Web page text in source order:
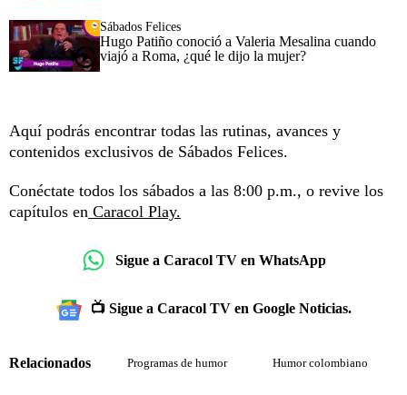
Sábados Felices
Hugo Patiño conoció a Valeria Mesalina cuando
viajó a Roma, ¿qué le dijo la mujer?
Aquí podrás encontrar todas las rutinas, avances y
contenidos exclusivos de Sábados Felices.
Conéctate todos los sábados a las 8:00 p.m., o revive los
capítulos en Caracol Play.
Sigue a Caracol TV en WhatsApp
📺 Sigue a Caracol TV en Google Noticias.
Relacionados Programas de humor Humor colombiano